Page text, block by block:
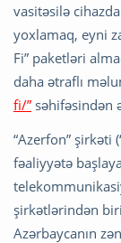
vasitəsilə
yoxlamaq, eyni
Fi” paketləri
daha ətraflı
fi/” səhifəsindən
“Azerfon” şirkəti
fəaliyyətə
şirkətlərindən
Azərbaycanın